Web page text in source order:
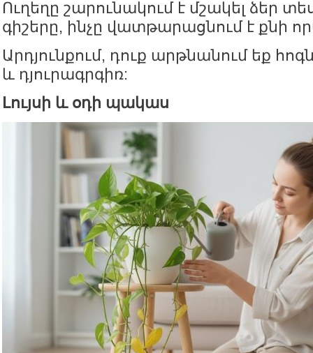
Ուղեղը շարունակում է մշակել ձեր
գիշերը, ինչը վատթարացնում է քնի
Արդյունքում, դուք արթնանում եք
և դյուրագրգիռ:
Լույսի և օդի պակաս